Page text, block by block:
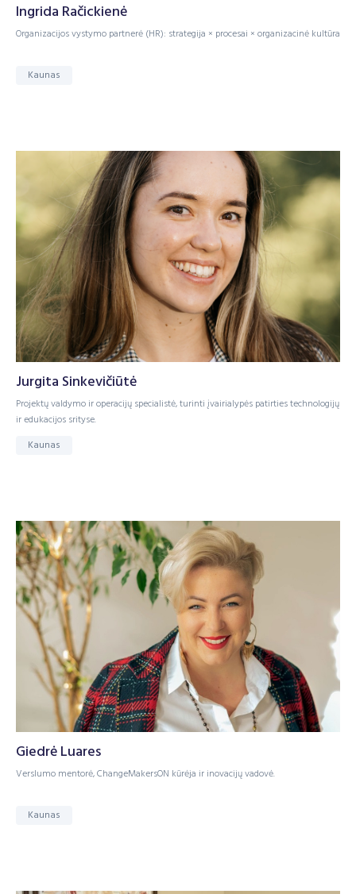
Ingrida Račickienė
Organizacijos vystymo partnerė (HR): strategija × procesai × organizacinė kultūra
Kaunas
Jurgita Sinkevičiūtė
Projektų valdymo ir operacijų specialistė, turinti įvairialypės patirties technologijų
ir edukacijos srityse.
Kaunas
Giedrė Luares
Verslumo mentorė, ChangeMakersON kūrėja ir inovacijų vadovė.
Kaunas